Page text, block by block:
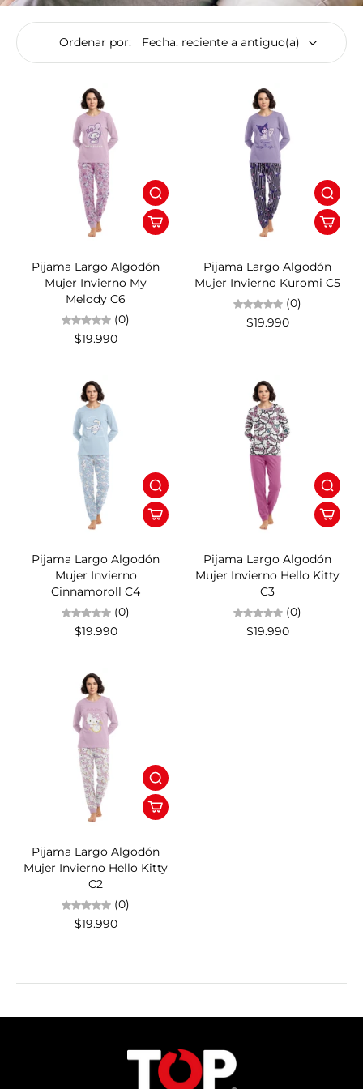
Ordenar por:
Pijama Largo Algodón
Mujer Invierno My
Melody C6
(0)
$19.990
Pijama Largo Algodón
Mujer Invierno Kuromi C5
(0)
$19.990
Pijama Largo Algodón
Mujer Invierno
Cinnamoroll C4
(0)
$19.990
Pijama Largo Algodón
Mujer Invierno Hello Kitty
C3
(0)
$19.990
Pijama Largo Algodón
Mujer Invierno Hello Kitty
C2
(0)
$19.990